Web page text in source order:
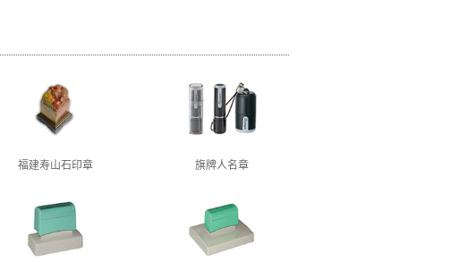
福建寿山石印章 旗牌人名章